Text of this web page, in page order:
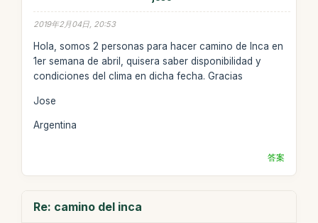
2019年2月04日, 20:53
Hola, somos 2 personas para hacer camino de Inca en
1er semana de abril, quisera saber disponibilidad y
condiciones del clima en dicha fecha. Gracias
Jose
Argentina
答案
Re: camino del inca